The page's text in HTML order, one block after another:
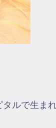
ルで生ま